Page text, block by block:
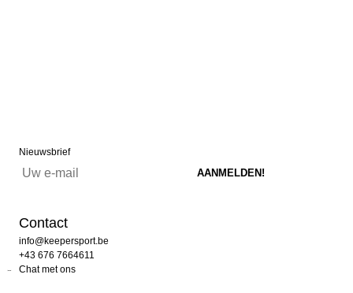
Nieuwsbrief
Contact
info@keepersport.be
+43 676 7664611
Chat met ons